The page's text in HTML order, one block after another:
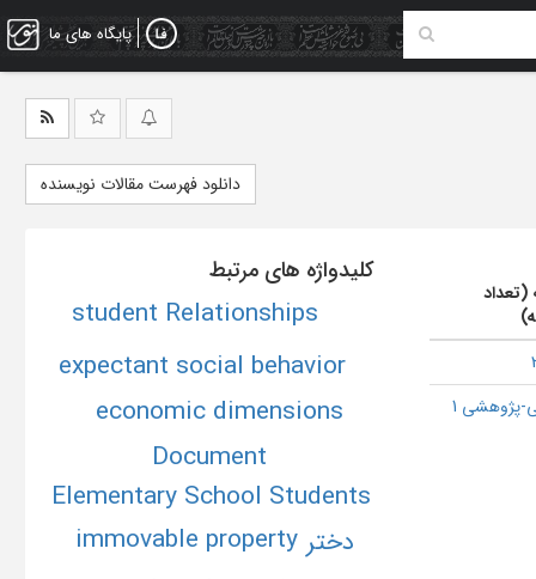
پایگاه های ما
دانلود فهرست مقالات نویسنده
(تعداد
پژوهشی 1
کلیدواژه های مرتبط
Document
economic dimensions
Elementary School Students
expectant social behavior
immovable property
student Relationships
دختر